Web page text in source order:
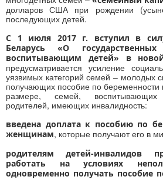
долларов США при рождении
последующих детей.
С 1 июля 2017 г. вступил в
Беларусь «О
воспитывающим детей» в
предусматривается усиление
уязвимых категорий семей – молодых
получающих пособие по
размере, семей,
родителей, имеющих инвалидность:
введена доплата к пособию по
женщинам, которые получают его в
родителям
детей-инвалидов
работать на условиях
одновременно получать пособие